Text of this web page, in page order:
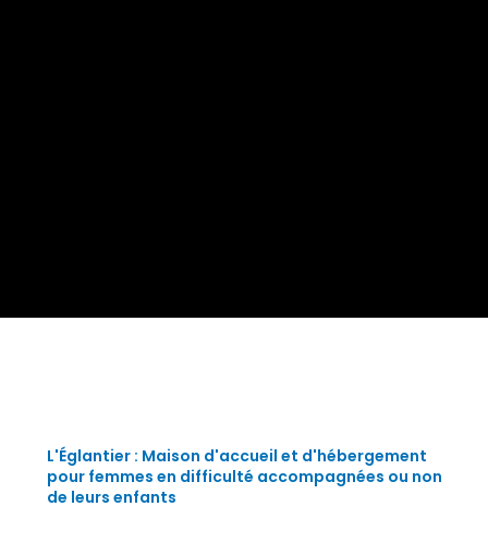
L'Églantier : Maison d'accueil et d'hébergement
pour femmes en difficulté accompagnées ou non
de leurs enfants